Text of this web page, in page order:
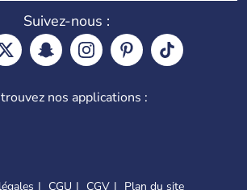
Suivez-nous :
nos applications :
CGU CGV Plan du site